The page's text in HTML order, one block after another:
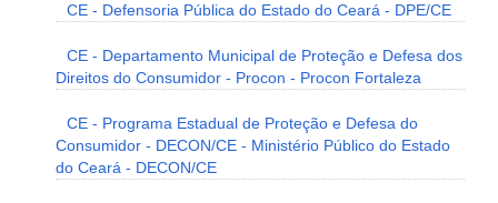
CE - Defensoria Pública do Estado do Ceará - DPE/CE
CE - Departamento Municipal de Proteção e Defesa dos
Direitos do Consumidor - Procon - Procon Fortaleza
CE - Programa Estadual de Proteção e Defesa do
Consumidor - DECON/CE - Ministério Público do Estado
do Ceará - DECON/CE